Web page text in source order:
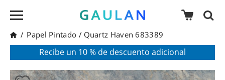
/ Papel Pintado / Quartz Haven 683389
Pon en tu cesta el código:AGOSTO2026
Recibe un 10 % de descuento adicional
* Válido para pedidos superiores a 120€